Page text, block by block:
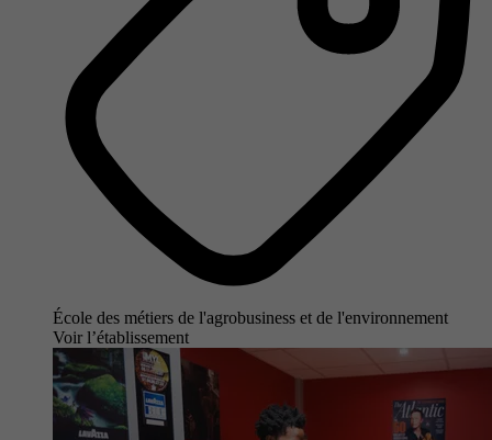
École des métiers de l'agrobusiness et de l'environnement
Voir l’établissement